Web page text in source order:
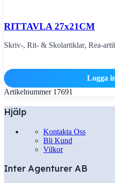
RITTAVLA 27x21CM
Skriv-, Rit- & Skolartiklar, Rea-
Logga
Artikelnummer 17691
Hjälp
Kontakta Oss
Bli Kund
Vilkor
Inter Agenturer AB